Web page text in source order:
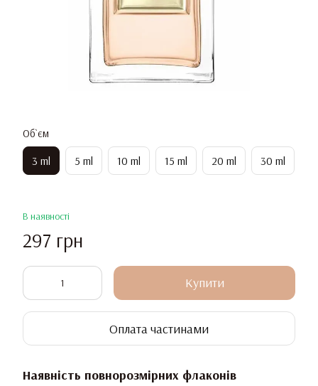
Об`єм
3 ml 5 ml 10 ml 15 ml 20 ml 30 ml
В наявності
297 грн
Купити
Оплата частинами
Наявність повнорозмірних флаконів